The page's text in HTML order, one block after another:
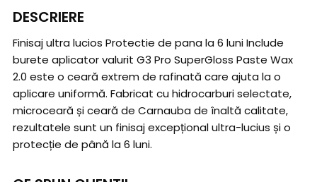
DESCRIERE
Finisaj ultra lucios Protectie de pana la 6 luni Include
burete aplicator valurit G3 Pro SuperGloss Paste Wax
2.0 este o ceară extrem de rafinată care ajuta la o
aplicare uniformă. Fabricat cu hidrocarburi selectate,
microceară și ceară de Carnauba de înaltă calitate,
rezultatele sunt un finisaj excepțional ultra-lucius și o
protecție de până la 6 luni.